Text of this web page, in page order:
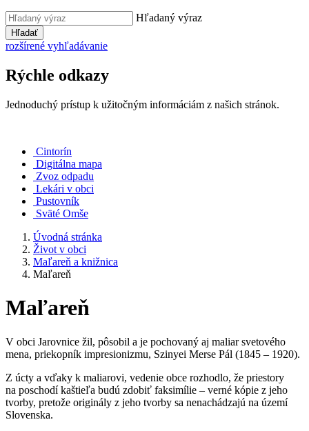
Hľadaný výraz
Hľadať
rozšírené vyhľadávanie
Rýchle odkazy
Jednoduchý prístup k užitočným informáciám z našich stránok.
Cintorín
Digitálna mapa
Zvoz odpadu
Lekári v obci
Pustovník
Sväté Omše
Úvodná stránka
Život v obci
Maľareň a knižnica
Maľareň
Maľareň
V obci Jarovnice žil, pôsobil a je pochovaný aj maliar svetového
mena, priekopník impresionizmu, Szinyei Merse Pál (1845 – 1920).
Z úcty a vďaky k maliarovi, vedenie obce rozhodlo, že priestory
na poschodí kaštieľa budú zdobiť faksimílie – verné kópie z jeho
tvorby, pretože originály z jeho tvorby sa nenachádzajú na území
Slovenska.